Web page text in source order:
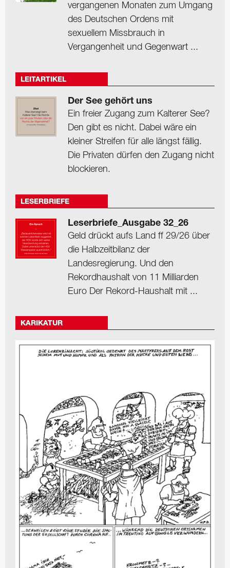
vergangenen Monaten zum Umgang
des Deutschen Ordens mit
sexuellem Missbrauch in
Vergangenheit und Gegenwart ...
LEITARTIKEL
Der See gehört uns
Ein freier Zugang zum Kalterer See?
Den gibt es nicht. Dabei wäre ein
kleiner Streifen für alle längst fällig.
Die Privaten dürfen den Zugang nicht
blockieren.
LESERBRIEFE
Leserbriefe_Ausgabe 32_26
Geld drückt aufs Land ff 29/26 über
die Halbzeitbilanz der
Landesregierung. Und den
Rekordhaushalt von 11 Milliarden
Euro Der Rekord-Haushalt mit ...
KARIKATUR